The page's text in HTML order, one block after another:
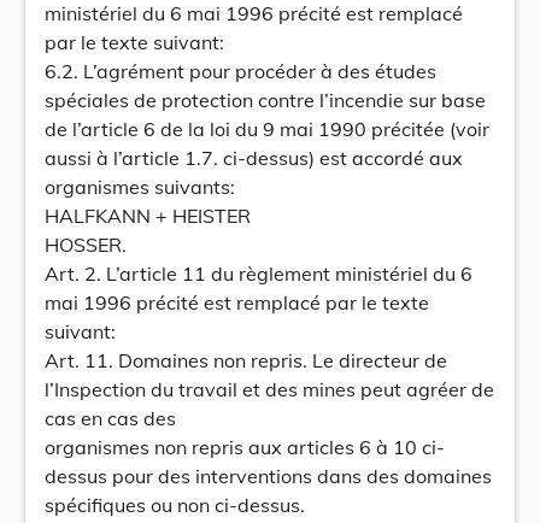
ministériel du 6 mai 1996 précité est remplacé
par le texte suivant:
6.2. L’agrément pour procéder à des études
spéciales de protection contre l’incendie sur base
de l’article 6 de la loi du 9 mai 1990 précitée (voir
aussi à l’article 1.7. ci-dessus) est accordé aux
organismes suivants:
HALFKANN + HEISTER
HOSSER.
Art. 2. L’article 11 du règlement ministériel du 6
mai 1996 précité est remplacé par le texte
suivant:
Art. 11. Domaines non repris. Le directeur de
l’Inspection du travail et des mines peut agréer de
cas en cas des
organismes non repris aux articles 6 à 10 ci-
dessus pour des interventions dans des domaines
spécifiques ou non ci-dessus.